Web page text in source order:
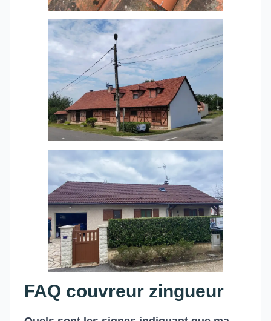
FAQ couvreur zingueur